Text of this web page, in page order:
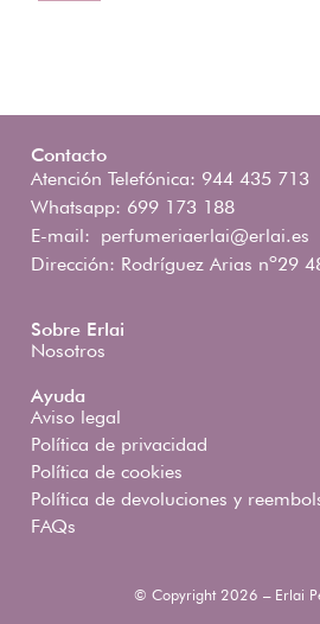
Contacto
Atención Telefónica: 944 435 713
Whatsapp: 699 173 188
E-mail: perfumeriaerlai@erlai.es
Dirección: Rodríguez Arias nº29
Sobre Erlai
Nosotros
Ayuda
Aviso legal
Política de privacidad
Política de cookies
Política de devoluciones y
FAQs
© Copyright 2026 – Erlai